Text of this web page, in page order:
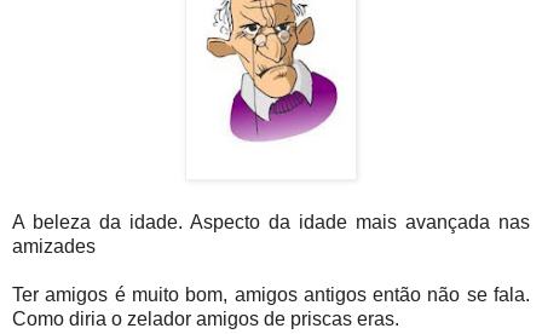
A beleza da idade. Aspecto da idade mais avançada nas
amizades
Ter amigos é muito bom, amigos antigos então não se fala.
Como diria o zelador amigos de priscas eras.